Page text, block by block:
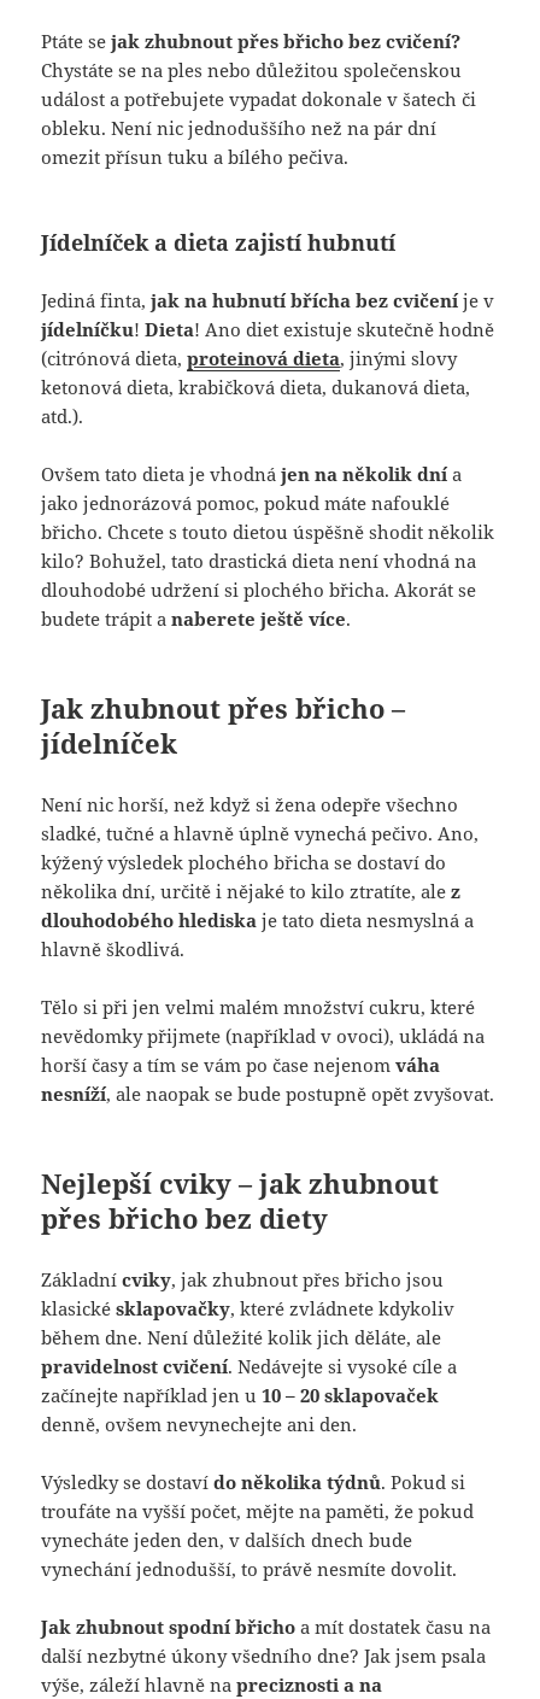
Ptáte sejak zhubnout přes břicho bez cvičení?
Chystáte se na ples nebo důležitou společenskou
událost a potřebujete vypadat dokonale v šatech či
obleku. Není nic jednoduššího než na pár dní
omezit přísun tuku a bílého pečiva.
Jídelníček a dieta zajistí hubnutí
Jediná finta,jak na hubnutí břícha bez cvičení je v
jídelníčku!Dieta! Ano diet existuje skutečně hodně
(citrónová dieta,proteinová dieta, jinými slovy
ketonová dieta, krabičková dieta, dukanová dieta,
atd.).
Ovšem tato dieta je vhodnájen na několik dní a
jako jednorázová pomoc, pokud máte nafouklé
břicho. Chcete s touto dietou úspěšně shodit několik
kilo? Bohužel, tato drastická dieta není vhodná na
dlouhodobé udržení si plochého břicha. Akorát se
budete trápit anaberete ještě více.
Jak zhubnout přes břicho –
jídelníček
Není nic horší, než když si žena odepře všechno
sladké, tučné a hlavně úplně vynechá pečivo. Ano,
kýžený výsledek plochého břicha se dostaví do
několika dní, určitě i nějaké to kilo ztratíte, alez
dlouhodobého hlediska je tato dieta nesmyslná a
hlavně škodlivá.
Tělo si při jen velmi malém množství cukru, které
nevědomky přijmete (například v ovoci), ukládá na
horší časy a tím se vám po čase nejenomváha
nesníží, ale naopak se bude postupně opět zvyšovat.
Nejlepší cviky – jak zhubnout
přes břicho bez diety
Základnícviky, jak zhubnout přes břicho jsou
klasickésklapovačky, které zvládnete kdykoliv
během dne. Není důležité kolik jich děláte, ale
pravidelnost cvičení. Nedávejte si vysoké cíle a
začínejte například jen u10 – 20 sklapovaček
denně, ovšem nevynechejte ani den.
Výsledky se dostavído několika týdnů. Pokud si
troufáte na vyšší počet, mějte na paměti, že pokud
vynecháte jeden den, v dalších dnech bude
vynechání jednodušší, to právě nesmíte dovolit.
Jak zhubnout spodní břicho a mít dostatek času na
další nezbytné úkony všedního dne? Jak jsem psala
výše, záleží hlavně na preciznosti a na